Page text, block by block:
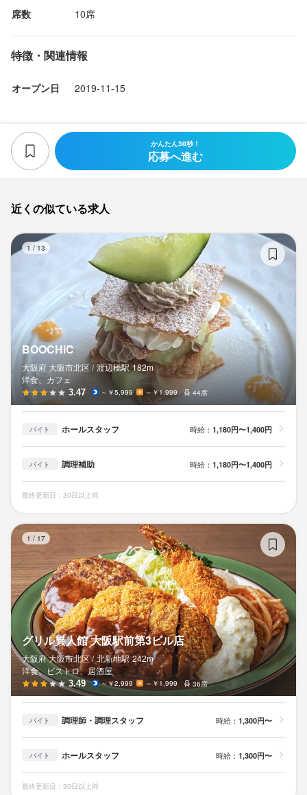
席数 10席
特徴・関連情報
オープン日 2019-11-15
かんたん30秒！
応募へ進む
近くの似ている求人
1 / 13
BOOCHiC
大阪府 大阪市北区 / 渡辺橋駅 182m
洋食、カフェ
3.47 ～￥5,999 ～￥1,999 44席
バイト ホールスタッフ 時給： 1,180円〜1,400円
バイト 調理補助 時給： 1,180円〜1,400円
最終更新日：30日以上前
1 / 17
グリル異人館 大阪駅前第3ビル店
大阪府 大阪市北区 / 北新地駅 242m
洋食、ビストロ、居酒屋
3.49 ～￥2,999 ～￥1,999 36席
バイト 調理師・調理スタッフ 時給： 1,300円〜
バイト ホールスタッフ 時給： 1,300円〜
最終更新日：30日以上前